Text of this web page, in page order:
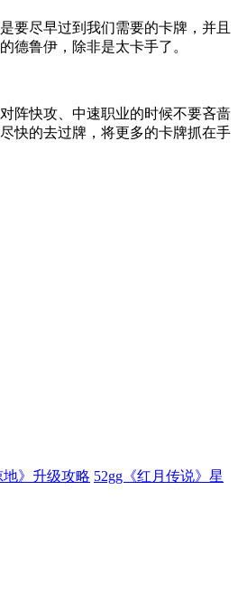
尽早过到我们需要的卡牌，并且
德鲁伊，除非是太卡手了。
阵快攻、中速职业的时候不要吝啬
快的去过牌，将更多的卡牌抓在手
地》升级攻略 52gg《红月传说》星